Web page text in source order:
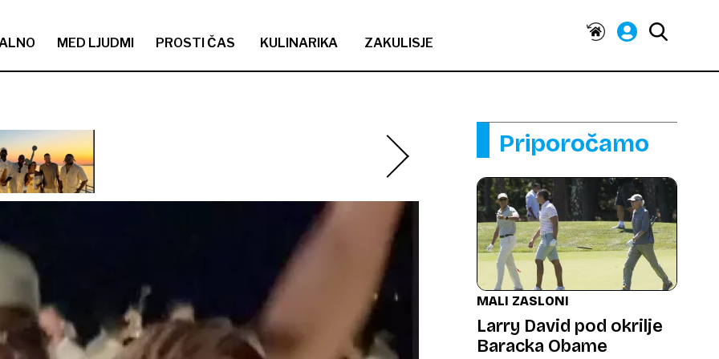
MED LJUDMI PROSTI ČAS KULINARIKA ZAKULISJE
Priporočamo
MALI ZASLONI
Larry David pod okrilje
Baracka Obame